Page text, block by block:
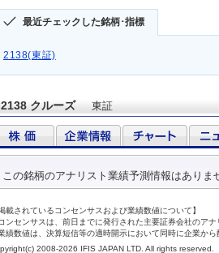
最近チェックした銘柄･指標
2138(東証)
2138 クルーズ 東証